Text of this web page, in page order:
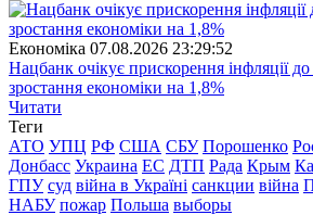
Економіка 07.08.2026 23:29:52
Нацбанк очікує прискорення інфляції до
зростання економіки на 1,8%
Читати
Теги
АТО УПЦ РФ США СБУ Порошенко
Донбасс Украина ЕС ДТП Рада Крым
ГПУ суд війна в Україні санкции війна
НАБУ пожар Польша выборы